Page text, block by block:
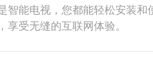
能电视，您都能轻松安装和
受无缝的互联网体验。